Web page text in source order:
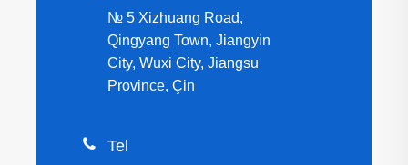
№ 5 Xizhuang Road,
Qingyang Town, Jiangyin
City, Wuxi City, Jiangsu
Province, Çin
 Tel